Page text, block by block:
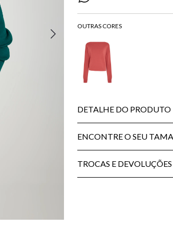
DETALHE DO PRODUTO
ENCONTRE O SEU
TROCAS E DEVOLUÇÕES